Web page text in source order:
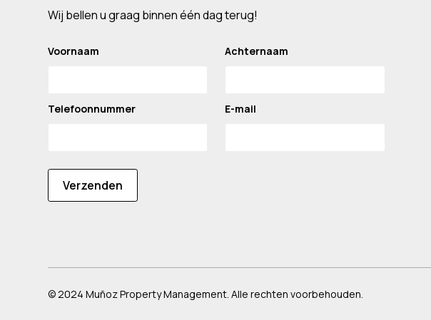
Wij bellen u graag binnen één dag terug!
Voornaam Achternaam
Telefoonnummer E-mail
Verzenden
© 2024 Muñoz Property Management. Alle rechten voorbehouden.